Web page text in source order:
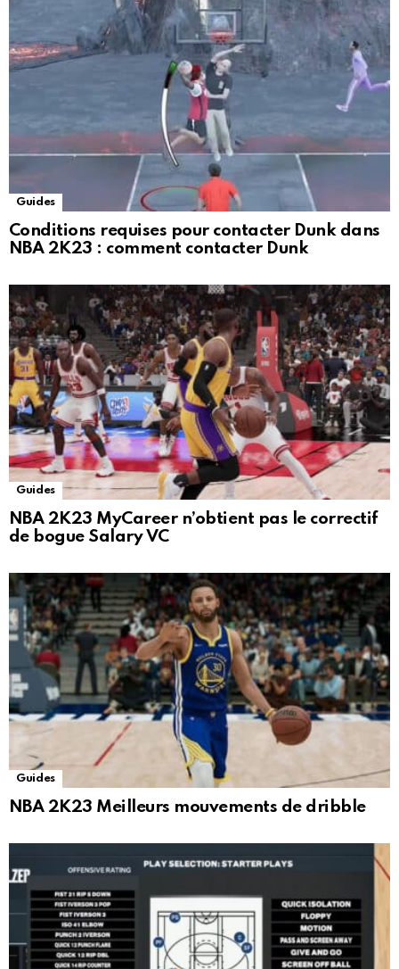
Guides
Conditions requises pour contacter Dunk dans
NBA 2K23 : comment contacter Dunk
Guides
NBA 2K23 MyCareer n’obtient pas le correctif
de bogue Salary VC
Guides
NBA 2K23 Meilleurs mouvements de dribble